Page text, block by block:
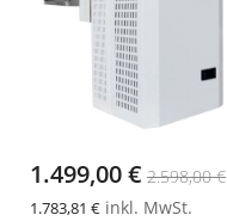
1.499,00 € 2.598,00 €
1.783,81 € inkl. MwSt.